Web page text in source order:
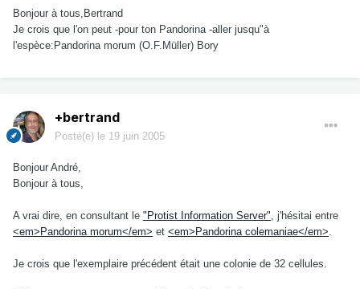
Bonjour à tous,Bertrand
Je crois que l'on peut -pour ton Pandorina -aller jusqu"à
l'espèce:Pandorina morum (O.F.Müller) Bory
+bertrand
Posté(e) le 19 juin 2005
Bonjour André,
Bonjour à tous,
A vrai dire, en consultant le "Protist Information Server", j'hésitai entre
<em>Pandorina morum</em> et <em>Pandorina colemaniae</em>.
Je crois que l'exemplaire précédent était une colonie de 32 cellules.